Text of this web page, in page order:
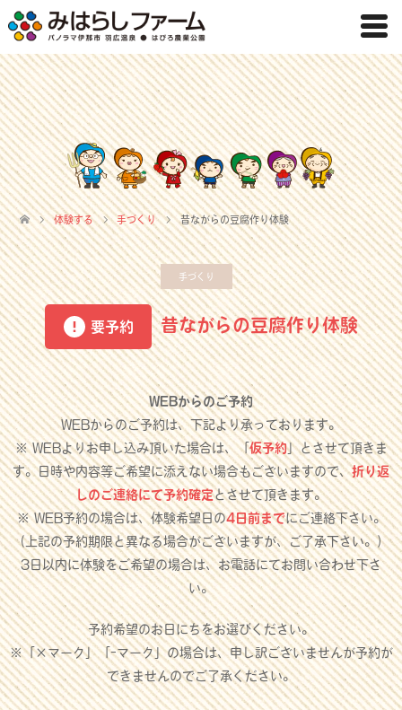
体験する 手づくり 昔ながらの豆腐作り体験
手づくり
要予約 昔ながらの豆腐作り体験
WEBからのご予約
WEBからのご予約は、下記より承っております。
※ WEBよりお申し込み頂いた場合は、「仮予約」とさせて頂きま
す。日時や内容等ご希望に添えない場合もございますので、折り返
しのご連絡にて予約確定とさせて頂きます。
※ WEB予約の場合は、体験希望日の4日前までにご連絡下さい。
（上記の予約期限と異なる場合がございますが、ご了承下さい。）
3日以内に体験をご希望の場合は、お電話にてお問い合わせ下さ
い。
予約希望のお日にちをお選びください。
※「×マーク」「-マーク」の場合は、申し訳ございませんが予約が
できませんのでご了承ください。